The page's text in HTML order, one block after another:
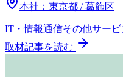
本社： 東京都 / 葛飾区
IT・情報通信その他サービ
取材記事を読む